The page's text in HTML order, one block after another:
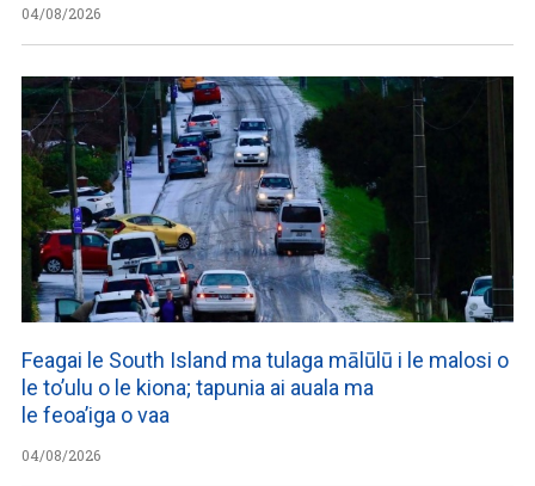
04/08/2026
Feagai le South Island ma tulaga mālūlū i le malosi o
le to’ulu o le kiona; tapunia ai auala ma
le feoa’iga o vaa
04/08/2026